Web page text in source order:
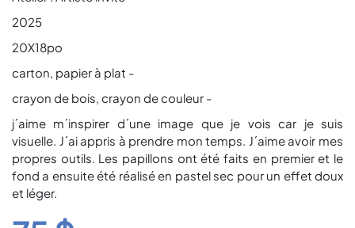
2025
20X18po
carton, papier à plat -
crayon de bois, crayon de couleur -
j´aime m´inspirer d´une image que je vois car je suis
visuelle. J´ai appris à prendre mon temps. J´aime avoir mes
propres outils. Les papillons ont été faits en premier et le
fond a ensuite été réalisé en pastel sec pour un effet doux
et léger.